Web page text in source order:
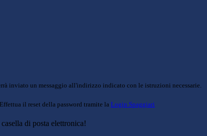
inviato un messaggio all'indirizzo indicato con le istruzioni necessarie.
il reset della password tramite la Login Spaggiari
di posta elettronica!